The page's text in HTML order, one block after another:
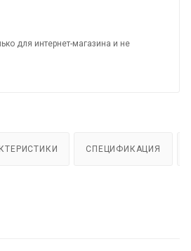
для интернет-магазина и не
СПЕЦИФИКАЦИЯ